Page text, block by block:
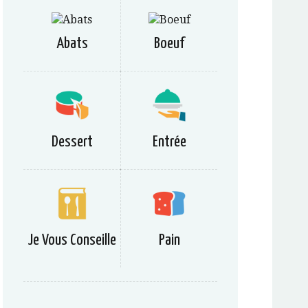
Abats Boeuf
Dessert Entrée
Je Vous Conseille Pain